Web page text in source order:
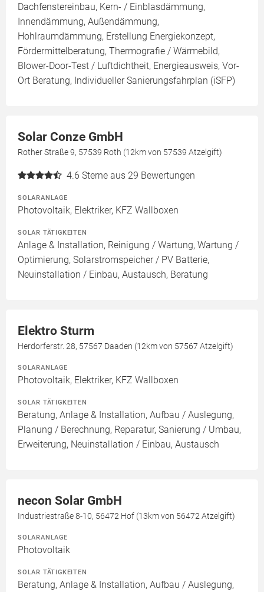
Dachfenstereinbau, Kern- / Einblasdämmung,
Innendämmung, Außendämmung,
Hohlraumdämmung, Erstellung Energiekonzept,
Fördermittelberatung, Thermografie / Wärmebild,
Blower-Door-Test / Luftdichtheit, Energieausweis, Vor-
Ort Beratung, Individueller Sanierungsfahrplan (iSFP)
Solar Conze GmbH
Rother Straße 9, 57539 Roth (12km von 57539 Atzelgift)
4.6 Sterne aus 29 Bewertungen
SOLARANLAGE
Photovoltaik, Elektriker, KFZ Wallboxen
SOLAR TÄTIGKEITEN
Anlage & Installation, Reinigung / Wartung, Wartung /
Optimierung, Solarstromspeicher / PV Batterie,
Neuinstallation / Einbau, Austausch, Beratung
Elektro Sturm
Herdorferstr. 28, 57567 Daaden (12km von 57567 Atzelgift)
SOLARANLAGE
Photovoltaik, Elektriker, KFZ Wallboxen
SOLAR TÄTIGKEITEN
Beratung, Anlage & Installation, Aufbau / Auslegung,
Planung / Berechnung, Reparatur, Sanierung / Umbau,
Erweiterung, Neuinstallation / Einbau, Austausch
necon Solar GmbH
Industriestraße 8-10, 56472 Hof (13km von 56472 Atzelgift)
SOLARANLAGE
Photovoltaik
SOLAR TÄTIGKEITEN
Beratung, Anlage & Installation, Aufbau / Auslegung,